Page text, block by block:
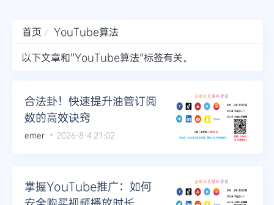
首页
YouTube算法
以下文章和"YouTube算法"标签有关。
合法卦！快速提升油管订阅
数的高效诀窍
emer 2026-8-4 21:02
掌握YouTube推广：如何